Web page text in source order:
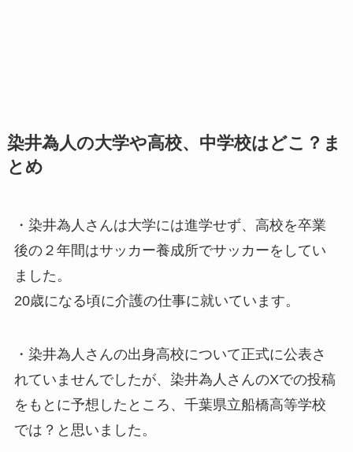
染井為人の大学や高校、中学校はどこ？ま
とめ
・染井為人さんは大学には進学せず、高校を卒業
後の２年間はサッカー養成所でサッカーをしてい
ました。
20歳になる頃に介護の仕事に就いています。
・染井為人さんの出身高校について正式に公表さ
れていませんでしたが、染井為人さんのXでの投稿
をもとに予想したところ、千葉県立船橋高等学校
では？と思いました。